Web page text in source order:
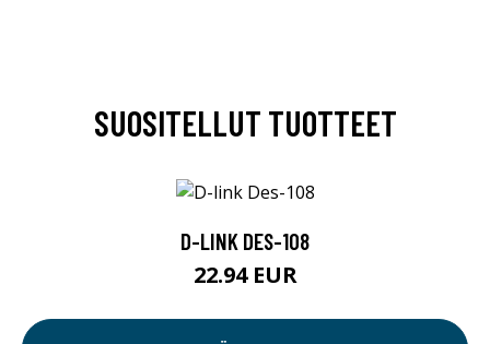
SUOSITELLUT TUOTTEET
D-LINK DES-108
22.94 EUR